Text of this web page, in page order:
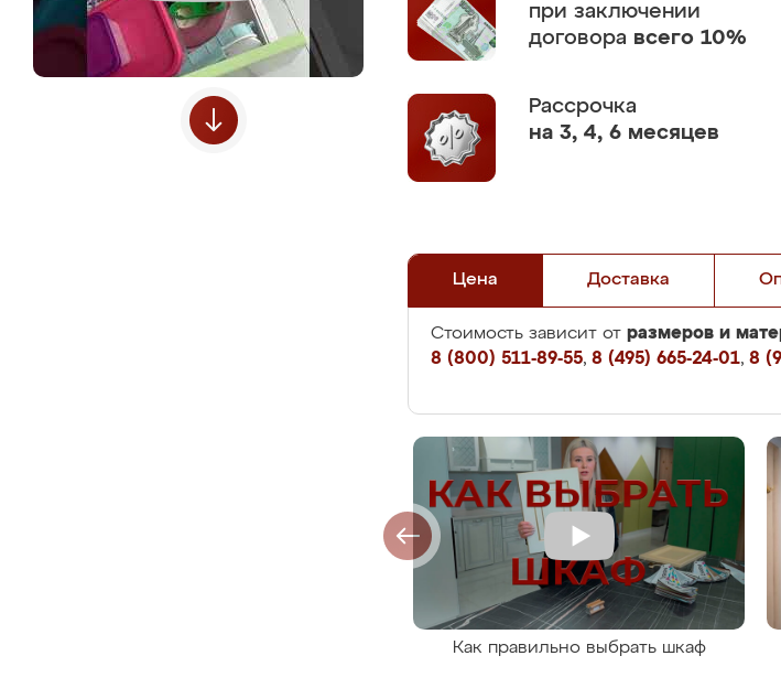
при заключении
договора всего 10%
Рассрочка
на 3, 4, 6 месяцев
Цена Доставка
Стоимость зависит от размеров и
8 (800) 511-89-55, 8 (495) 665-24-01, 8
Как правильно выбрать шкаф